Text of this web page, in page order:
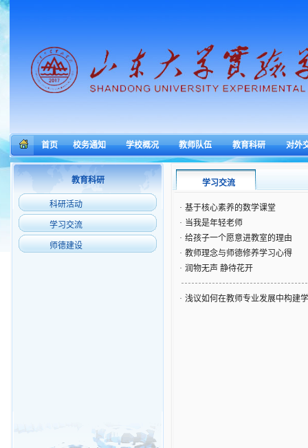
首页 校务通知 学校概况 教师队伍 教育科研 对外
教育科研
科研活动
学习交流
师德建设
学习交流
· 基于核心素养的数学课堂
· 当我是年轻老师
· 给孩子一个愿意进教室的理由
· 教师理念与师德修养学习心得
· 润物无声 静待花开
· 浅议如何在教师专业发展中构建